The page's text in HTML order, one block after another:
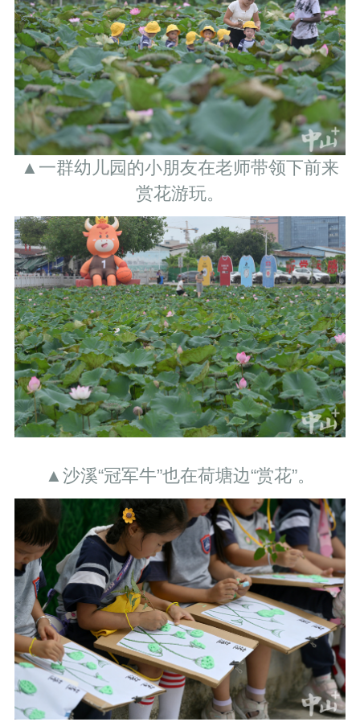
▲一群幼儿园的小朋友在老师带领下前来
赏花游玩。
▲沙溪“冠军牛”也在荷塘边“赏花”。